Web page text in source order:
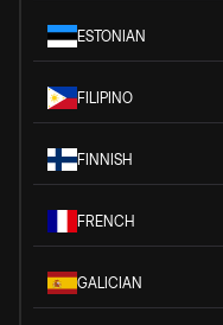
ESTONIAN
FILIPINO
FINNISH
FRENCH
GALICIAN